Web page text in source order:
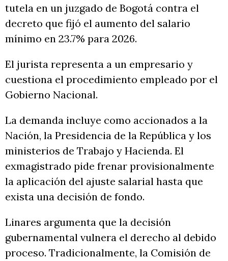
tutela en un juzgado de Bogotá contra el
decreto que fijó el aumento del salario
mínimo en 23.7% para 2026.
El jurista representa a un empresario y
cuestiona el procedimiento empleado por el
Gobierno Nacional.
La demanda incluye como accionados a la
Nación, la Presidencia de la República y los
ministerios de Trabajo y Hacienda. El
exmagistrado pide frenar provisionalmente
la aplicación del ajuste salarial hasta que
exista una decisión de fondo.
Linares argumenta que la decisión
gubernamental vulnera el derecho al debido
proceso. Tradicionalmente, la Comisión de